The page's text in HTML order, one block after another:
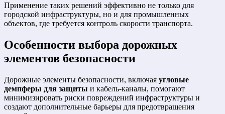
Применение таких решений эффективно не только для
городской инфраструктуры, но и для промышленных
объектов, где требуется контроль скорости транспорта.
Особенности выбора дорожных
элементов безопасности
Дорожные элементы безопасности, включая угловые
демпферы для защиты и кабель-каналы, помогают
минимизировать риски повреждений инфраструктуры и
создают дополнительные барьеры для предотвращения